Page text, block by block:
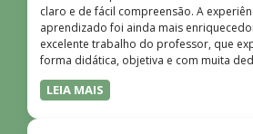
claro e de fácil compreensão. A
aprendizado foi ainda mais
excelente trabalho do professor, que
forma didática, objetiva e com muita
dúvida, foi uma jornada de muito
LEIA MAIS